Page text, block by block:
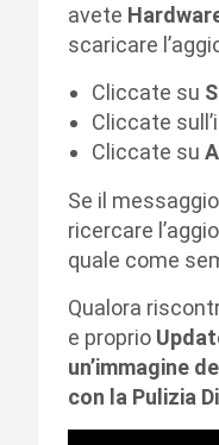
avete
scaricare
Cliccate su
Cliccate
Cliccate su
Se il
ricercare
quale come
Qualora
e proprio
un’immagine
con la Pulizia